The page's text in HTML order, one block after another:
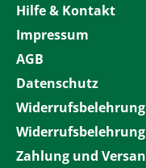
Hilfe & Kontakt
Impressum
AGB
Datenschutz
Zahlung und